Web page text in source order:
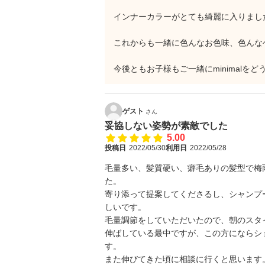
インナーカラーがとても綺麗に入りま
これからも一緒に色んなお色味、色ん
今後ともお子様もご一緒にminimalをど
ゲスト さん
妥協しない姿勢が素敵でした
5.00
投稿日 2022/05/30利用日 2022/05/28
毛量多い、髪質硬い、癖毛ありの髪型で
た。
寄り添って提案してくださるし、シャン
しいです。
毛量調節をしていただいたので、朝のス
伸ばしている最中ですが、この方になら
す。
また伸びてきた頃に相談に行くと思います